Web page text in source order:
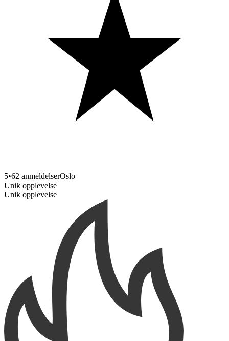
5•62 anmeldelserOslo
Unik opplevelse
Unik opplevelse